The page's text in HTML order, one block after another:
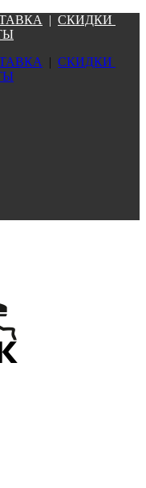
| СКИДКИ
| СКИДКИ